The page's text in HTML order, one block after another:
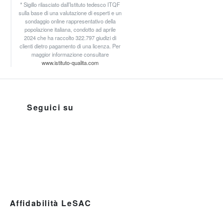
* Sigillo rilasciato dall’Istituto tedesco ITQF
sulla base di una valutazione di esperti e un
sondaggio online rappresentativo della
popolazione italiana, condotto ad aprile
2024 che ha raccolto 322.797 giudizi di
clienti dietro pagamento di una licenza. Per
maggior informazione consultare
www.istituto-qualita.com
Seguici su
Affidabilità LeSAC